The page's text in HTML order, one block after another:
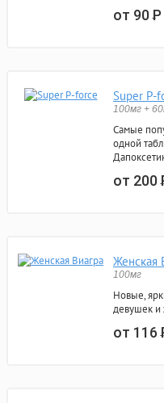
от 90Р
Super P-
100мг +
Самые
одной
от 200
Женская
100мг
Новые,
девушек
от 116